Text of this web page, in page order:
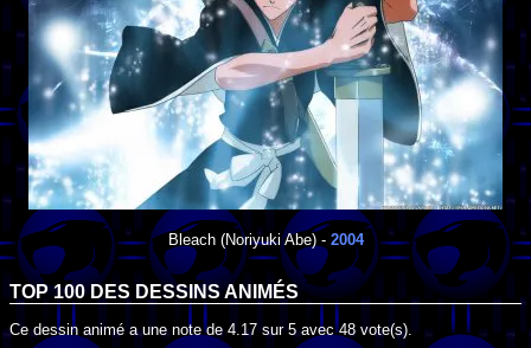
Bleach(Noriyuki Abe) - 2004
TOP 100 DES DESSINS ANIMÉS
Ce dessin animé a une note de 4.17sur5avec48 vote(s).